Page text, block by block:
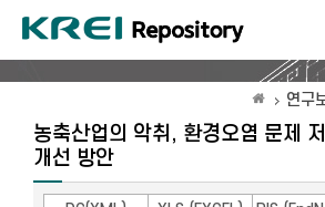
연구
농축산업의 악취, 환경오염 문제
개선 방안